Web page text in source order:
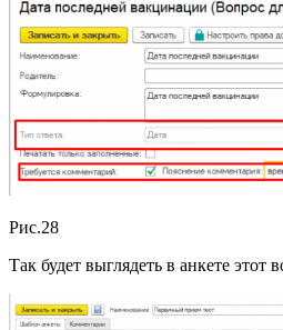
Рис.28
Так будет выглядеть в анкете этот